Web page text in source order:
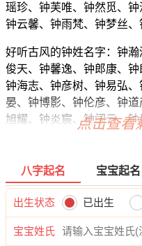
瑶珍、钟芙唯、钟然觅、钟
钟云馨、钟雨梵、钟梦丝、
好听古风的钟姓名字：钟
俊天、钟馨逸、钟郎康、钟
钟海志、钟彦树、钟易弘
晏、钟博影、钟伦彦、钟
旭耀、钟炎宸、钟阔云、钟
新运、钟豆晏、钟元复、
钟天兮、钟俊宗、钟桦紫
博、钟南曜、钟熙洺、钟
运宗、钟奇曦、钟洛梦、
钟石迪、钟奇斌、钟俪汐
点击查看
八字起名 宝宝起名
出生状态 已出生
宝宝姓氏